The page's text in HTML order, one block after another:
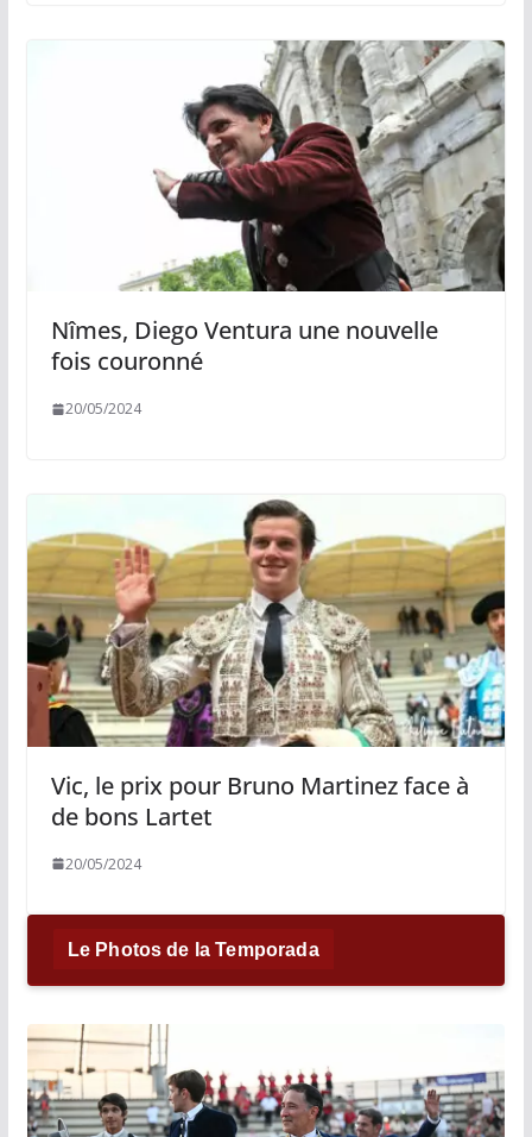
Nîmes, Diego Ventura une nouvelle
fois couronné
20/05/2024
Vic, le prix pour Bruno Martinez face à
de bons Lartet
20/05/2024
Le Photos de la Temporada